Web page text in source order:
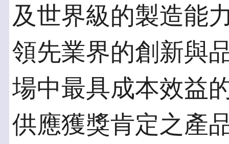
及世界級的製造能
領先業界的創新與
場中最具成本效益
供應獲獎肯定之產